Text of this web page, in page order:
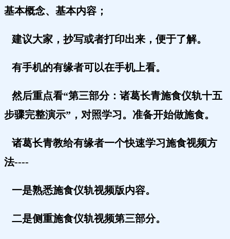
基本概念、基本内容；
建议大家，抄写或者打印出来，便于了解。
有手机的有缘者可以在手机上看。
然后重点看“第三部分：诸葛长青施食仪轨十五
步骤完整演示”，对照学习。准备开始做施食。
诸葛长青教给有缘者一个快速学习施食视频方
法----
一是熟悉施食仪轨视频版内容。
二是侧重施食仪轨视频第三部分。